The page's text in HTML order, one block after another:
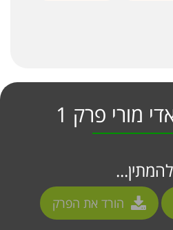
מורי פרק 1
הורד את הפרק